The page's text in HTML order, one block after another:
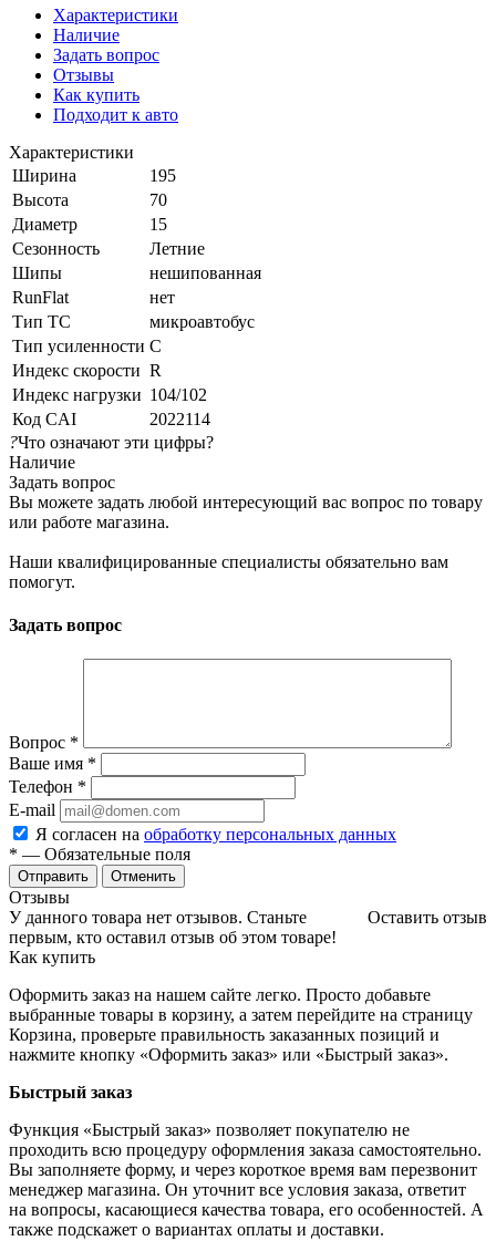
Характеристики
Наличие
Задать вопрос
Отзывы
Как купить
Подходит к авто
Характеристики
Ширина
195
Высота
70
Диаметр
15
Сезонность
Летние
Шипы
нешипованная
RunFlat
нет
Тип ТС
микроавтобус
Тип усиленности C
Индекс скорости R
Индекс нагрузки 104/102
Код CAI
2022114
?Что означают эти цифры?
Наличие
Задать вопрос
Вы можете задать любой интересующий вас вопрос по товару
или работе магазина.
Наши квалифицированные специалисты обязательно вам
помогут.
Задать вопрос
Вопрос *
Ваше имя *
Телефон *
E-mail
Я согласен на обработку персональных данных
* — Обязательные поля
Отменить
Отзывы
Оставить отзыв
У данного товара нет отзывов. Станьте
первым, кто оставил отзыв об этом товаре!
Как купить
Оформить заказ на нашем сайте легко. Просто добавьте
выбранные товары в корзину, а затем перейдите на страницу
Корзина, проверьте правильность заказанных позиций и
нажмите кнопку «Оформить заказ» или «Быстрый заказ».
Быстрый заказ
Функция «Быстрый заказ» позволяет покупателю не
проходить всю процедуру оформления заказа самостоятельно.
Вы заполняете форму, и через короткое время вам перезвонит
менеджер магазина. Он уточнит все условия заказа, ответит
на вопросы, касающиеся качества товара, его особенностей. А
также подскажет о вариантах оплаты и доставки.